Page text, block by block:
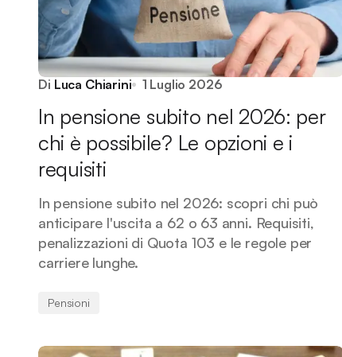
Di Luca Chiarini 1 Luglio 2026
In pensione subito nel 2026: per
chi è possibile? Le opzioni e i
requisiti
In pensione subito nel 2026: scopri chi può
anticipare l'uscita a 62 o 63 anni. Requisiti,
penalizzazioni di Quota 103 e le regole per
carriere lunghe.
Pensioni